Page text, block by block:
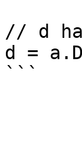
// d
d =